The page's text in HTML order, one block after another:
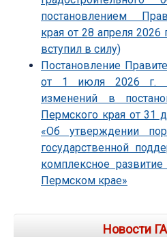
постановлением
края от 28 апреля
вступил в силу)
Постановление
от 1 июля 2026 г.
изменений в
Пермского края от 31
«Об утверждении
государственной
комплексное
Пермском крае»
Новости